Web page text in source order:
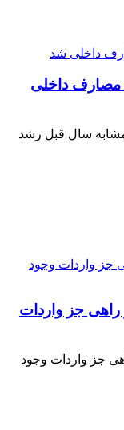
مصارف داخلی
سال قبل رشد
جز واردات
جز واردات وجود